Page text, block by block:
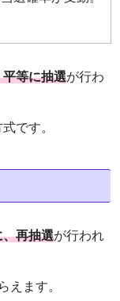
等に抽選が行わ
です。
、再抽選が行われ
えます。